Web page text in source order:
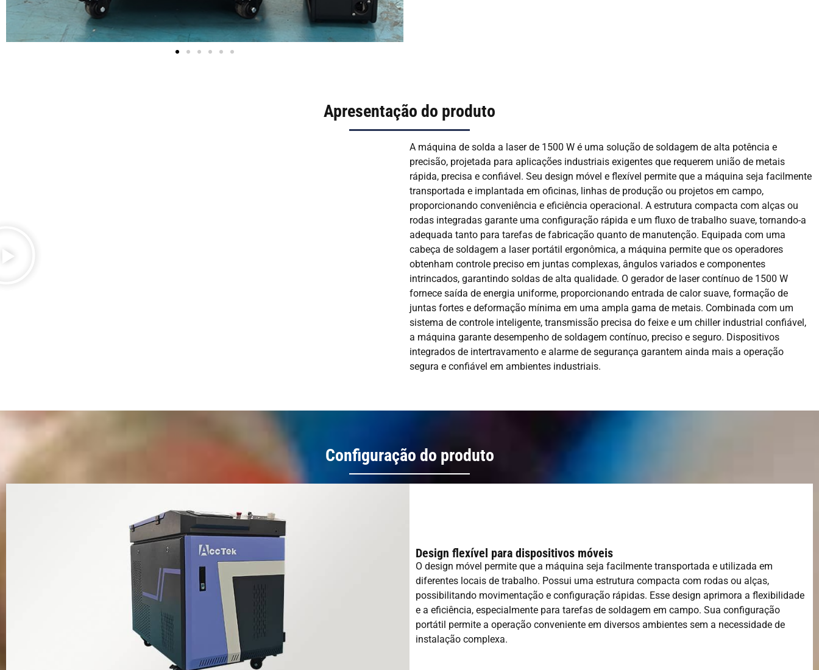
Apresentação do produto
A máquina de solda a laser de 1500 W é uma solução de soldagem de alta potência e
precisão, projetada para aplicações industriais exigentes que requerem união de metais
rápida, precisa e confiável. Seu design móvel e flexível permite que a máquina seja facilmente
transportada e implantada em oficinas, linhas de produção ou projetos em campo,
proporcionando conveniência e eficiência operacional. A estrutura compacta com alças ou
rodas integradas garante uma configuração rápida e um fluxo de trabalho suave, tornando-a
adequada tanto para tarefas de fabricação quanto de manutenção. Equipada com uma
cabeça de soldagem a laser portátil ergonômica, a máquina permite que os operadores
obtenham controle preciso em juntas complexas, ângulos variados e componentes
intrincados, garantindo soldas de alta qualidade. O gerador de laser contínuo de 1500 W
fornece saída de energia uniforme, proporcionando entrada de calor suave, formação de
juntas fortes e deformação mínima em uma ampla gama de metais. Combinada com um
sistema de controle inteligente, transmissão precisa do feixe e um chiller industrial confiável,
a máquina garante desempenho de soldagem contínuo, preciso e seguro. Dispositivos
integrados de intertravamento e alarme de segurança garantem ainda mais a operação
segura e confiável em ambientes industriais.
Configuração do produto
Design flexível para dispositivos móveis
O design móvel permite que a máquina seja facilmente transportada e utilizada em
diferentes locais de trabalho. Possui uma estrutura compacta com rodas ou alças,
possibilitando movimentação e configuração rápidas. Esse design aprimora a flexibilidade
e a eficiência, especialmente para tarefas de soldagem em campo. Sua configuração
portátil permite a operação conveniente em diversos ambientes sem a necessidade de
instalação complexa.